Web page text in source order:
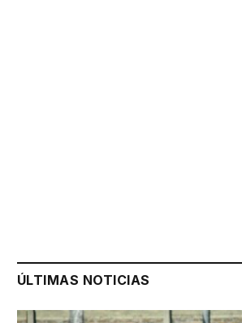
ÚLTIMAS NOTICIAS